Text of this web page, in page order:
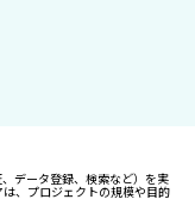
データ登録、検索など）を実
、プロジェクトの規模や目的